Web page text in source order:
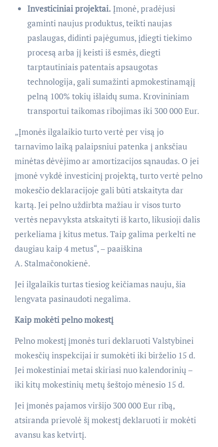
Investiciniai projektai. Įmonė, pradėjusi
gaminti naujus produktus, teikti naujas
paslaugas, didinti pajėgumus, įdiegti tiekimo
procesą arba jį keisti iš esmės, diegti
tarptautiniais patentais apsaugotas
technologija, gali sumažinti apmokestinamąjį
pelną 100% tokių išlaidų suma. Krovininiam
transportui taikomas ribojimas iki 300 000 Eur.
„Įmonės ilgalaikio turto vertė per visą jo
tarnavimo laiką palaipsniui patenka į anksčiau
minėtas dėvėjimo ar amortizacijos sąnaudas. O jei
įmonė vykdė investicinį projektą, turto vertė pelno
mokesčio deklaracijoje gali būti atskaityta dar
kartą. Jei pelno uždirbta mažiau ir visos turto
vertės nepavyksta atskaityti iš karto, likusioji dalis
perkeliama į kitus metus. Taip galima perkelti ne
daugiau kaip 4 metus“, – paaiškina
A. Stalmačonokienė.
Jei ilgalaikis turtas tiesiog keičiamas nauju, šia
lengvata pasinaudoti negalima.
Kaip mokėti pelno mokestį
Pelno mokestį įmonės turi deklaruoti Valstybinei
mokesčių inspekcijai ir sumokėti iki birželio 15 d.
Jei mokestiniai metai skiriasi nuo kalendorinių –
iki kitų mokestinių metų šeštojo mėnesio 15 d.
Jei įmonės pajamos viršijo 300 000 Eur ribą,
atsiranda prievolė šį mokestį deklaruoti ir mokėti
avansu kas ketvirtį.